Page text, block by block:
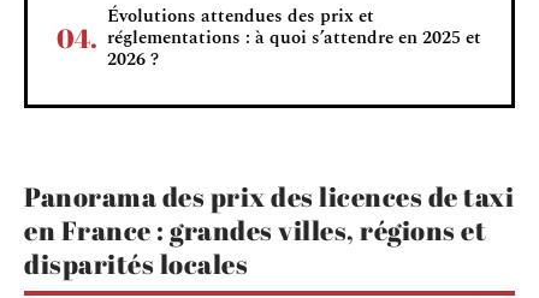
Évolutions attendues des prix et
réglementations : à quoi s’attendre en 2025 et
2026 ?
Panorama des prix des licences de taxi
en France : grandes villes, régions et
disparités locales